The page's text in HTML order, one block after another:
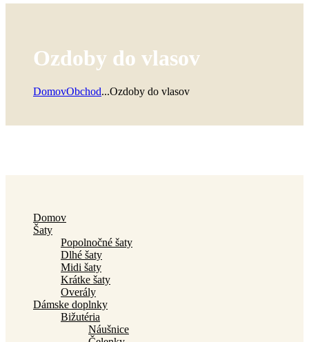
Ozdoby do vlasov
DomovObchod...Ozdoby do vlasov
Domov
Šaty
Popolnočné šaty
Dlhé šaty
Midi šaty
Krátke šaty
Overály
Dámske doplnky
Bižutéria
Náušnice